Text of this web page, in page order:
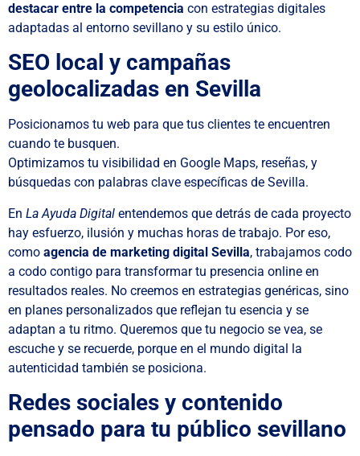
destacar entre la competencia con estrategias digitales
adaptadas al entorno sevillano y su estilo único.
SEO local y campañas
geolocalizadas en Sevilla
Posicionamos tu web para que tus clientes te encuentren
cuando te busquen.
Optimizamos tu visibilidad en Google Maps, reseñas, y
búsquedas con palabras clave específicas de Sevilla.
En La Ayuda Digital entendemos que detrás de cada proyecto
hay esfuerzo, ilusión y muchas horas de trabajo. Por eso,
como agencia de marketing digital Sevilla, trabajamos codo
a codo contigo para transformar tu presencia online en
resultados reales. No creemos en estrategias genéricas, sino
en planes personalizados que reflejan tu esencia y se
adaptan a tu ritmo. Queremos que tu negocio se vea, se
escuche y se recuerde, porque en el mundo digital la
autenticidad también se posiciona.
Redes sociales y contenido
pensado para tu público sevillano